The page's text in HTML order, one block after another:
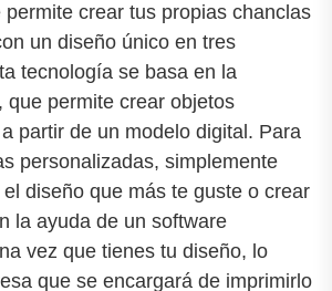
permite crear tus propias chanclas
un diseño único en tres
tecnología se basa en la
que permite crear objetos
partir de un modelo digital. Para
personalizadas, simplemente
diseño que más te guste o crear
la ayuda de un software
vez que tienes tu diseño, lo
que se encargará de imprimirlo